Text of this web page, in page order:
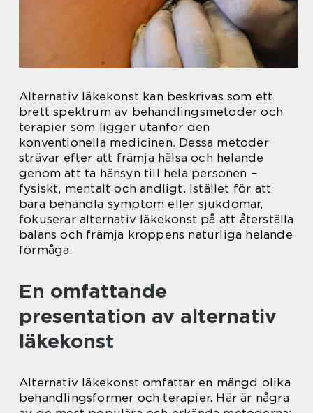
Alternativ läkekonst kan beskrivas som ett
brett spektrum av behandlingsmetoder och
terapier som ligger utanför den
konventionella medicinen. Dessa metoder
strävar efter att främja hälsa och helande
genom att ta hänsyn till hela personen –
fysiskt, mentalt och andligt. Istället för att
bara behandla symptom eller sjukdomar,
fokuserar alternativ läkekonst på att återställa
balans och främja kroppens naturliga helande
förmåga.
En omfattande
presentation av alternativ
läkekonst
Alternativ läkekonst omfattar en mängd olika
behandlingsformer och terapier. Här är några